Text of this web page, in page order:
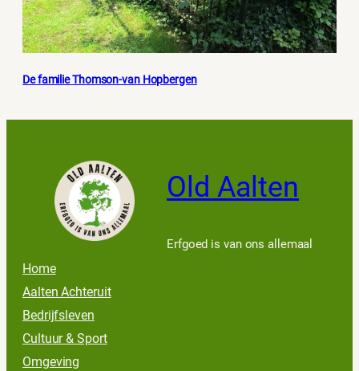
De familie Thomson-van Hopbergen
Old Aalten
Erfgoed is van ons allemaal
Home
Aalten Achteruit
Bedrijfsleven
Cultuur & Sport
Omgeving